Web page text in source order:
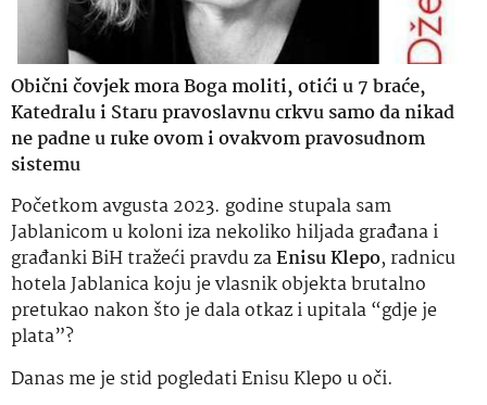
Obični čovjek mora Boga moliti, otići u 7 braće,
Katedralu i Staru pravoslavnu crkvu samo da nikad
ne padne u ruke ovom i ovakvom pravosudnom
sistemu
Početkom avgusta 2023. godine stupala sam
Jablanicom u koloni iza nekoliko hiljada građana i
građanki BiH tražeći pravdu zaEnisu Klepo, radnicu
hotela Jablanica koju je vlasnik objekta brutalno
pretukao nakon što je dala otkaz i upitala “gdje je
plata”?
Danas me je stid pogledati Enisu Klepo u oči.